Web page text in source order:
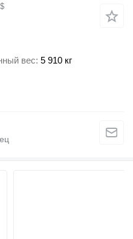
вес 5 910 кг